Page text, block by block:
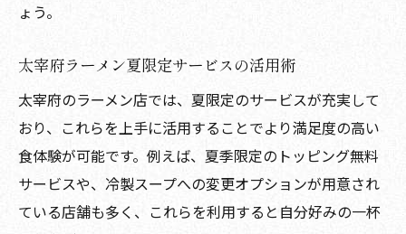
ょう。
太宰府ラーメン夏限定サービスの活用術
太宰府のラーメン店では、夏限定のサービスが充実して
おり、これらを上手に活用することでより満足度の高い
食体験が可能です。例えば、夏季限定のトッピング無料
サービスや、冷製スープへの変更オプションが用意され
ている店舗も多く、これらを利用すると自分好みの一杯